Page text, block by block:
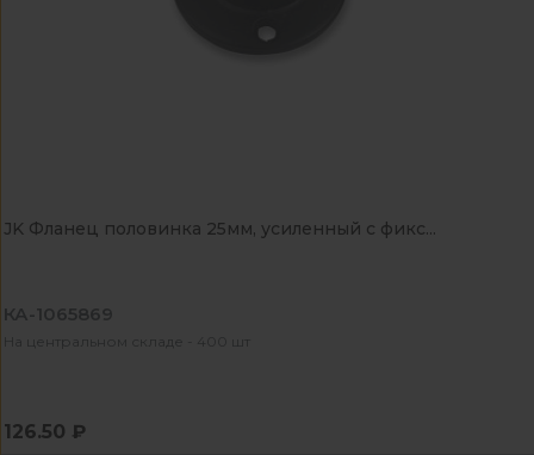
JK Фланец половинка 25мм, усиленный с фикс...
КА-1065869
На центральном складе - 400 шт
126.50 ₽